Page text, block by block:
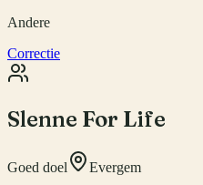
Andere
Correctie
Slenne For Life
Goed doel
Evergem